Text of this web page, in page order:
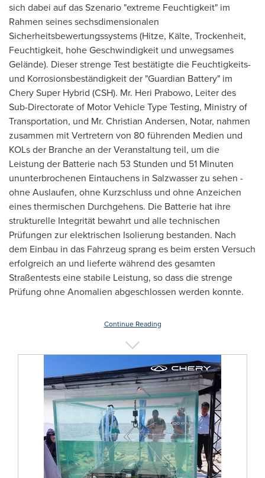
sich dabei auf das Szenario "extreme Feuchtigkeit" im
Rahmen seines sechsdimensionalen
Sicherheitsbewertungssystems (Hitze, Kälte, Trockenheit,
Feuchtigkeit, hohe Geschwindigkeit und unwegsames
Gelände). Dieser strenge Test bestätigte die Feuchtigkeits-
und Korrosionsbeständigkeit der "Guardian Battery" im
Chery Super Hybrid (CSH). Mr. Heri Prabowo, Leiter des
Sub-Directorate of Motor Vehicle Type Testing, Ministry of
Transportation, und Mr. Christian Andersen, Notar, nahmen
zusammen mit Vertretern von 80 führenden Medien und
KOLs der Branche an der Veranstaltung teil, um die
Leistung der Batterie nach 53 Stunden und 51 Minuten
ununterbrochenen Eintauchens in Salzwasser zu sehen -
ohne Auslaufen, ohne Kurzschluss und ohne Anzeichen
eines thermischen Durchgehens. Die Batterie hat ihre
strukturelle Integrität bewahrt und alle technischen
Prüfungen zur elektrischen Isolierung bestanden. Nach
dem Einbau in das Fahrzeug sprang es beim ersten Versuch
erfolgreich an und lieferte während des gesamten
Straßentests eine stabile Leistung, so dass die strenge
Prüfung ohne Anomalien abgeschlossen werden konnte.
Continue Reading